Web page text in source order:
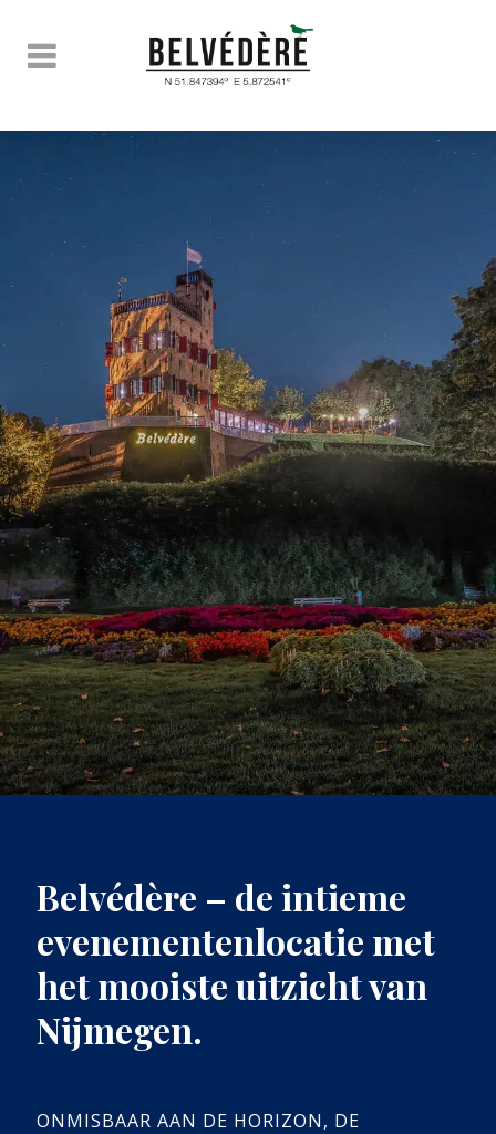
Belvédère – de intieme
evenementenlocatie met
het mooiste uitzicht van
Nijmegen.
ONMISBAAR AAN DE HORIZON, DE